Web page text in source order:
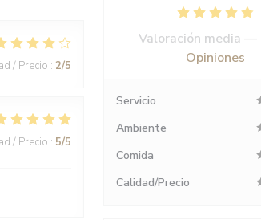
/ Precio : 2/5
/ Precio : 5/5
Valoración media —
Opiniones
Servicio
Ambiente
Comida
Calidad/Precio